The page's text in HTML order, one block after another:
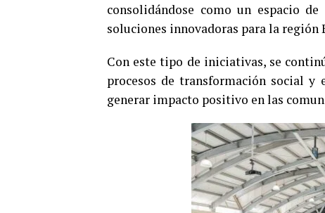
consolidándose como un espacio
soluciones innovadoras para la
Con este tipo de iniciativas, se
procesos de transformación social y
generar impacto positivo en las